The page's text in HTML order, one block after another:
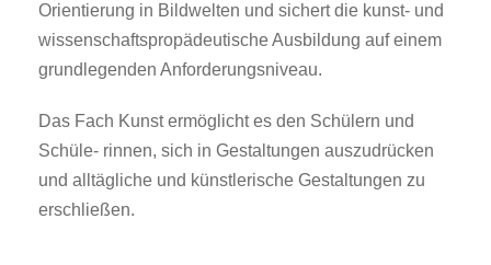
Orientierung in Bildwelten und sichert die kunst- und
wissenschaftspropädeutische Ausbildung auf einem
grundlegenden Anforderungsniveau.
Das Fach Kunst ermöglicht es den Schülern und
Schüle- rinnen, sich in Gestaltungen auszudrücken
und alltägliche und künstlerische Gestaltungen zu
erschließen.